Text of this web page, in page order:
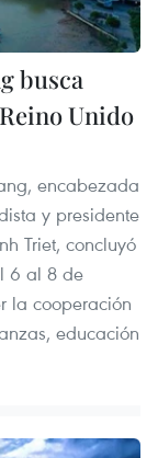
busca
Unido
encabezada
y presidente
Triet, concluyó
6 al 8 de
la cooperación
educación